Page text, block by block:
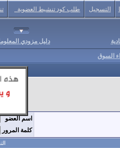
التسجيل طلب كود تنشيط العضوية
دليل مزودي
السوق
اسم العضو
كلمة المرور